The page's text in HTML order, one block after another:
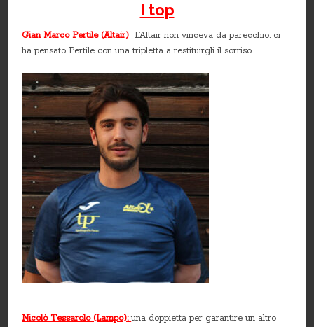
I top
Gian Marco Pertile(Altair) L’Altair non vinceva da parecchio: ci
ha pensato Pertile con una tripletta a restituirgli il sorriso.
Nicolò Tessarolo (Lampo):una doppietta per garantire un altro